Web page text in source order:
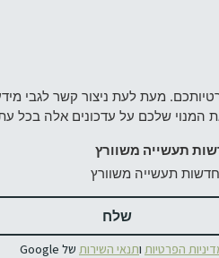
מעת לעת ניצור קשר לגבי מידע
המנוי שלכם על עדכונים אלה בכל
תעשייה משוורץ
תעשייה משוורץ
הפרטיות ותנאי השירות של Google